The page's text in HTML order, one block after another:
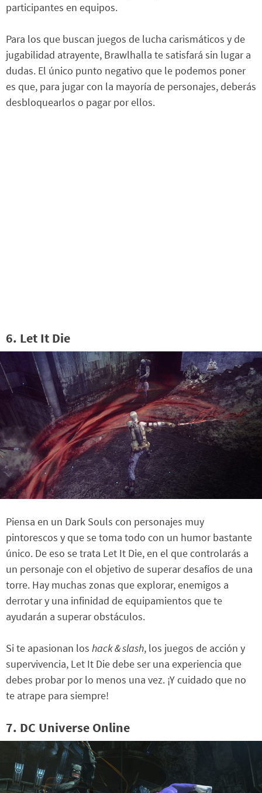
participantes en equipos.
Para los que buscan juegos de lucha carismáticos y de
jugabilidad atrayente, Brawlhalla te satisfará sin lugar a
dudas. El único punto negativo que le podemos poner
es que, para jugar con la mayoría de personajes, deberás
desbloquearlos o pagar por ellos.
6. Let It Die
Piensa en un Dark Souls con personajes muy
pintorescos y que se toma todo con un humor bastante
único. De eso se trata Let It Die, en el que controlarás a
un personaje con el objetivo de superar desafíos de una
torre. Hay muchas zonas que explorar, enemigos a
derrotar y una infinidad de equipamientos que te
ayudarán a superar obstáculos.
Si te apasionan los hack & slash, los juegos de acción y
supervivencia, Let It Die debe ser una experiencia que
debes probar por lo menos una vez. ¡Y cuidado que no
te atrape para siempre!
7. DC Universe Online